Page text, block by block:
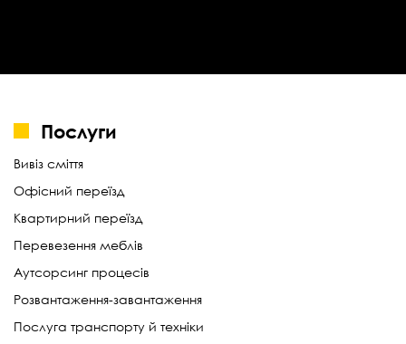
Послуги
Вивіз сміття
Офісний переїзд
Квартирний переїзд
Перевезення меблів
Аутсорсинг процесів
Розвантаження-завантаження
Послуга транспорту й техніки